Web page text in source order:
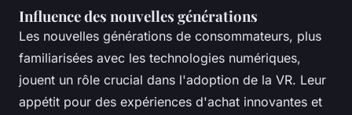
Influence des nouvelles générations
Les nouvelles générations de consommateurs, plus
familiarisées avec les technologies numériques,
jouent un rôle crucial dans l'adoption de la VR. Leur
appétit pour des expériences d'achat innovantes et